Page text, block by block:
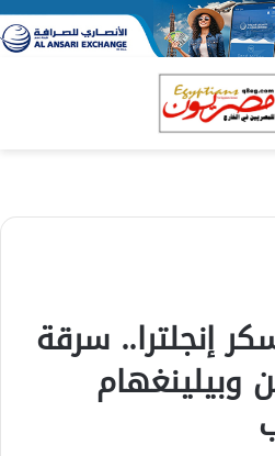
إنجلترا.. سرقة
وبيلينغهام